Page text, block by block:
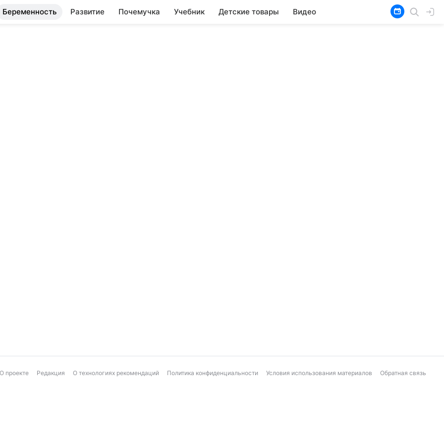
Беременность Развитие Почемучка Учебник Детские товары Видео
О проекте Редакция О технологиях рекомендаций Политика конфиденциальности Условия использования материалов Обратная связь